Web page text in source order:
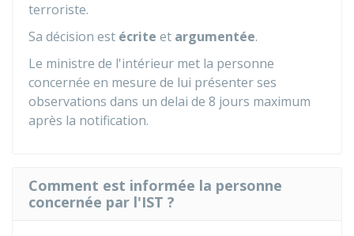
terroriste.
Sa décision est écrite et argumentée.
Le ministre de l'intérieur met la personne
concernée en mesure de lui présenter ses
observations dans un delai de 8 jours maximum
après la notification.
Comment est informée la personne
concernée par l'IST ?